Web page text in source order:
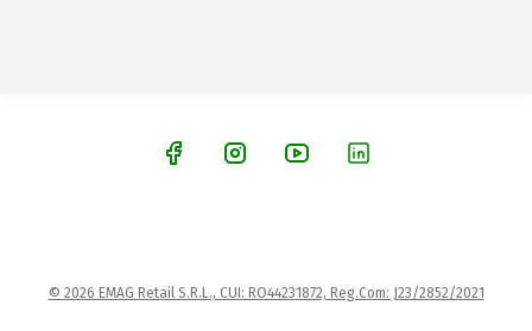
© 2026 EMAG Retail S.R.L., CUI: RO44231872, Reg.Com: J23/2852/2021